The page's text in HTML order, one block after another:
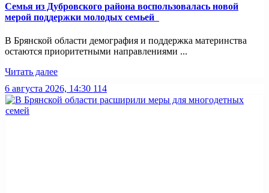
Семья из Дубровского района воспользовалась новой
мерой поддержки молодых семьей
В Брянской области демография и поддержка материнства
остаются приоритетными направлениями ...
Читать далее
6 августа 2026, 14:30 114